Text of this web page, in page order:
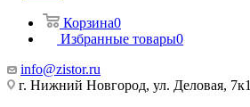
Корзина0
Избранные товары0
info@zistor.ru
г. Нижний Новгород, ул. Деловая, 7к1